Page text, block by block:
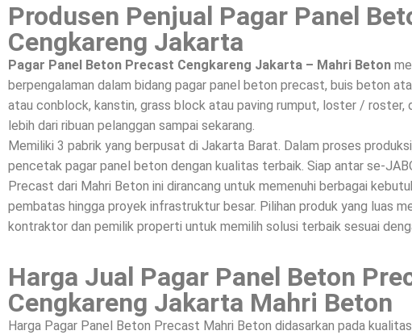
Produsen Penjual Pagar Panel
Cengkareng Jakarta
Pagar Panel Beton Precast Cengkareng Jakarta – Mahri Beton
berpengalaman dalam bidang pagar panel beton precast, buis beton
atau conblock, kanstin, grass block atau paving rumput, loster / roster,
lebih dari ribuan pelanggan sampai sekarang.
Memiliki 3 pabrik yang berpusat di Jakarta Barat. Dalam proses
pencetak pagar panel beton dengan kualitas terbaik. Siap antar se-
Precast dari Mahri Beton ini dirancang untuk memenuhi berbagai
pembatas hingga proyek infrastruktur besar. Pilihan produk yang luas
kontraktor dan pemilik properti untuk memilih solusi terbaik sesuai
Harga Jual Pagar Panel Beton
Cengkareng Jakarta Mahri Beton
Harga Pagar Panel Beton Precast Mahri Beton didasarkan pada